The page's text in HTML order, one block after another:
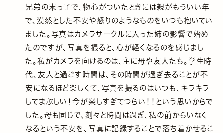
兄弟の末っ子で、物心がついたときには親がもういい年
で、漠然とした不安や怒りのようなものをいつも抱いてい
ました。写真はカメラサークルに入った姉の影響で始め
たのですが、写真を撮ると、心が軽くなるのを感じまし
た。私がカメラを向けるのは、主に母や友人たち。学生時
代、友人と過ごす時間は、その時間が過ぎ去ることが不
安になるほど楽しくて、写真を撮るのはいつも、キラキラ
してまぶしい！今が楽しすぎてつらい！！という思いからで
した。母も同じで、刻々と時間は過ぎ、私の前からいなく
なるという不安を、写真に記録することで落ち着かせるこ